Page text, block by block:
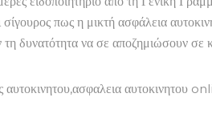
πως η μικτή ασφάλεια
τη δυνατότητα να σε αποζημιώσουν